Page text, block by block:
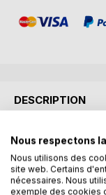
DESCRIPTION
Dans un lointain
que la première
serait par les
sud de l'Autriche,
Nous respectons
Nous utilisons des
site web. Certains
nécessaires. Nous
exemple des cookies